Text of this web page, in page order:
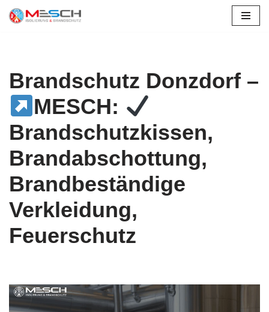
Brandschutz Donzdorf –
MESCH:
Brandschutzkissen,
Brandabschottung,
Brandbeständige
Verkleidung,
Feuerschutz